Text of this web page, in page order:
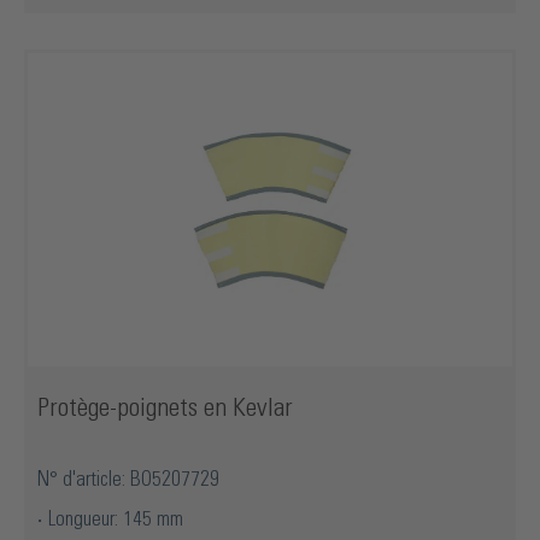
Protège-poignets en Kevlar
N° d'article: BO5207729
Longueur: 145 mm